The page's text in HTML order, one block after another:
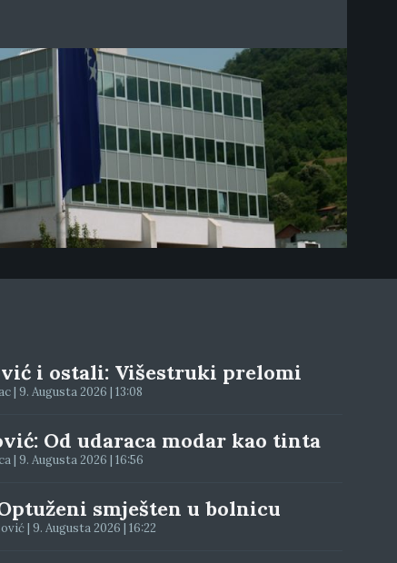
i ostali: Višestruki prelomi
| 9. Augusta 2026 | 13:08
Od udaraca modar kao tinta
| 9. Augusta 2026 | 16:56
smješten u bolnicu
| 9. Augusta 2026 | 16:22